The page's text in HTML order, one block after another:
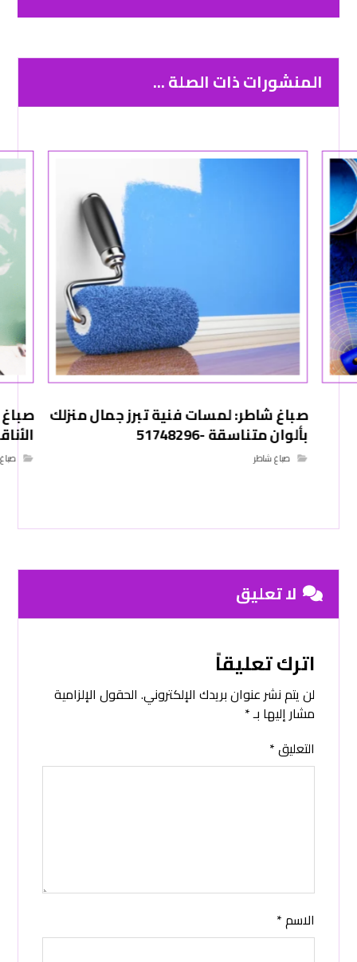
المنشورات ذات الصلة ...
صباغ شاطر: لمسات فنية تبرز جمال منزلك
بألوان متناسقة -51748296
صباغ شاطر
لا تعليق
اترك تعليقاً
لن يتم نشر عنوان بريدك الإلكتروني. الحقول الإلزامية
مشار إليها بـ*
التعليق*
الاسم*